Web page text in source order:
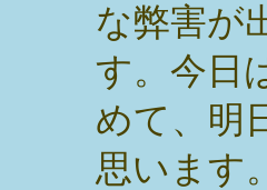
な弊害が
す。今日
めて、明
思います。